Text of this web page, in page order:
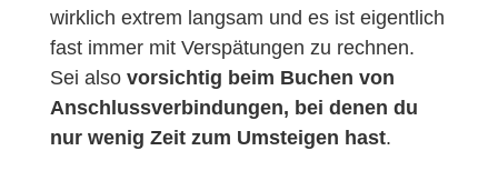
wirklich extrem langsam und es ist eigentlich
fast immer mit Verspätungen zu rechnen.
Sei also vorsichtig beim Buchen von
Anschlussverbindungen, bei denen du
nur wenig Zeit zum Umsteigen hast.